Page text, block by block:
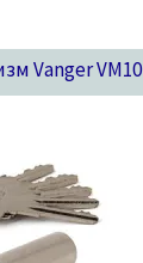
Vanger VM10